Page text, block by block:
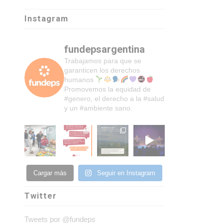
Instagram
fundepsargentina
Trabajamos para que se
garanticen los derechos
humanos
Promovemos la equidad de
#genero, el derecho a la #salud
y un #ambiente sano.
Cargar más Seguir en Instagram
Twitter
Tweets por @fundeps